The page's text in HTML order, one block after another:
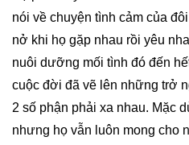
nói về chuyện tình cảm của
nở khi họ gặp nhau rồi yêu
nuôi dưỡng mối tình đó đến
cuộc đời đã vẽ lên những trở
2 số phận phải xa nhau. Mặc
nhưng họ vẫn luôn mong cho